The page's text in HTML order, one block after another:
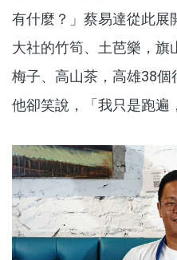
有什麼？」蔡易達從此展
大社的竹筍、土芭樂，旗
梅子、高山茶，高雄38個
他卻笑說，「我只是跑遍